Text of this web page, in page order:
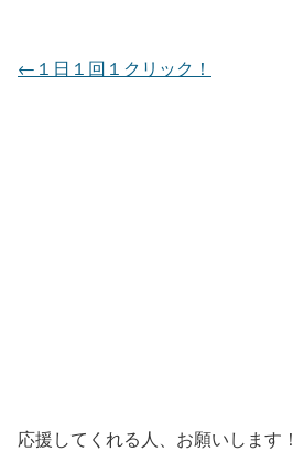
←１日１回１クリック！
応援してくれる人、お願いします！